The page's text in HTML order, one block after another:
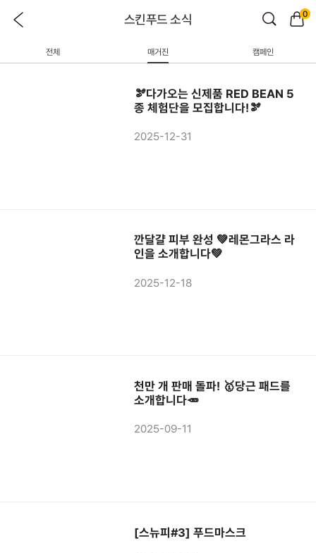
스킨푸드 소식 0
전체 매거진 캠페인
🫘다가오는 신제품 RED BEAN 5
종 체험단을 모집합니다!🫘
2025-12-31
깐달걀 피부 완성 💚레몬그라스 라
인을 소개합니다💚
2025-12-18
천만 개 판매 돌파! 🥇당근 패드를
소개합니다🥕
2025-09-11
[스뉴피#3] 푸드마스크